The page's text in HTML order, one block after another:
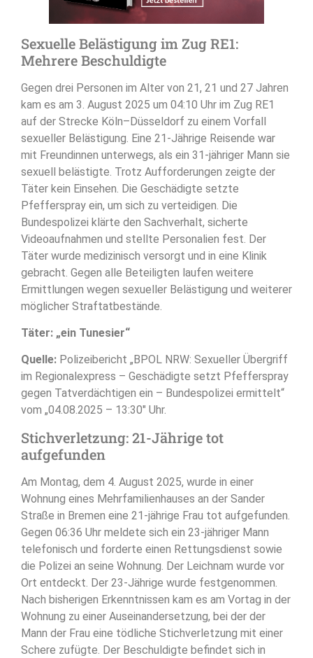
Sexuelle Belästigung im Zug RE1:
Mehrere Beschuldigte
Gegen drei Personen im Alter von 21, 21 und 27 Jahren
kam es am 3. August 2025 um 04:10 Uhr im Zug RE1
auf der Strecke Köln–Düsseldorf zu einem Vorfall
sexueller Belästigung. Eine 21-Jährige Reisende war
mit Freundinnen unterwegs, als ein 31-jähriger Mann sie
sexuell belästigte. Trotz Aufforderungen zeigte der
Täter kein Einsehen. Die Geschädigte setzte
Pfefferspray ein, um sich zu verteidigen. Die
Bundespolizei klärte den Sachverhalt, sicherte
Videoaufnahmen und stellte Personalien fest. Der
Täter wurde medizinisch versorgt und in eine Klinik
gebracht. Gegen alle Beteiligten laufen weitere
Ermittlungen wegen sexueller Belästigung und weiterer
möglicher Straftatbestände.
Täter: „ein Tunesier“
Quelle: Polizeibericht „BPOL NRW: Sexueller Übergriff
im Regionalexpress – Geschädigte setzt Pfefferspray
gegen Tatverdächtigen ein – Bundespolizei ermittelt“
vom „04.08.2025 – 13:30″ Uhr.
Stichverletzung: 21-Jährige tot
aufgefunden
Am Montag, dem 4. August 2025, wurde in einer
Wohnung eines Mehrfamilienhauses an der Sander
Straße in Bremen eine 21-jährige Frau tot aufgefunden.
Gegen 06:36 Uhr meldete sich ein 23-jähriger Mann
telefonisch und forderte einen Rettungsdienst sowie
die Polizei an seine Wohnung. Der Leichnam wurde vor
Ort entdeckt. Der 23-Jährige wurde festgenommen.
Nach bisherigen Erkenntnissen kam es am Vortag in der
Wohnung zu einer Auseinandersetzung, bei der der
Mann der Frau eine tödliche Stichverletzung mit einer
Schere zufügte. Der Beschuldigte befindet sich in